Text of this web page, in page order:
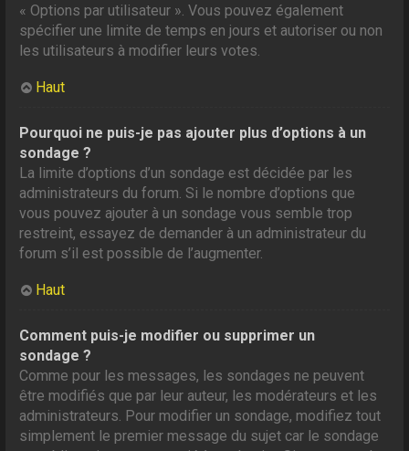
« Options par utilisateur ». Vous pouvez également
spécifier une limite de temps en jours et autoriser ou non
les utilisateurs à modifier leurs votes.
Haut
Pourquoi ne puis-je pas ajouter plus d’options à un
sondage ?
La limite d’options d’un sondage est décidée par les
administrateurs du forum. Si le nombre d’options que
vous pouvez ajouter à un sondage vous semble trop
restreint, essayez de demander à un administrateur du
forum s’il est possible de l’augmenter.
Haut
Comment puis-je modifier ou supprimer un
sondage ?
Comme pour les messages, les sondages ne peuvent
être modifiés que par leur auteur, les modérateurs et les
administrateurs. Pour modifier un sondage, modifiez tout
simplement le premier message du sujet car le sondage